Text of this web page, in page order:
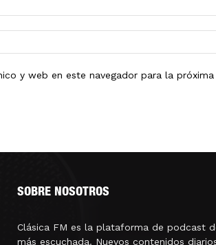
y web en este navegador para la
SOBRE NOSOTROS
Clásica FM es la plataforma de podcast
más escuchada. Nuevos contenidos